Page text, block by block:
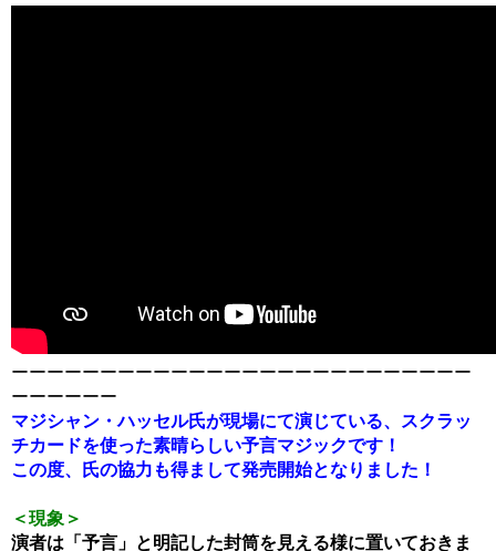
ーーーーーーーーーーーーーーーーーーーーーーーーーー
ーーーーーー
マジシャン・ハッセル氏が現場にて演じている、スクラッ
チカードを使った素晴らしい予言マジックです！
この度、氏の協力も得まして発売開始となりました！
＜現象＞
演者は「予言」と明記した封筒を見える様に置いておきま